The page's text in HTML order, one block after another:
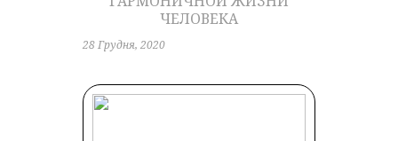
ЧЕЛОВЕКА
28 Грудня, 2020